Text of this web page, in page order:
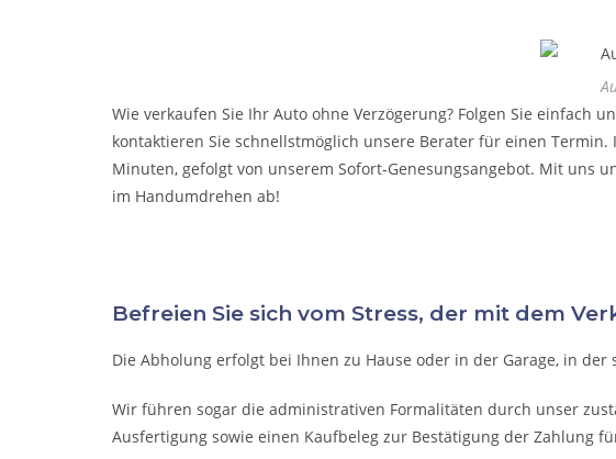
Wie verkaufen Sie Ihr Auto ohne Verzögerung? Folgen Sie einfach
kontaktieren Sie schnellstmöglich unsere Berater für einen Termin.
Minuten, gefolgt von unserem Sofort-Genesungsangebot. Mit uns
im Handumdrehen ab!
Befreien Sie sich vom Stress, der mit dem
Die Abholung erfolgt bei Ihnen zu Hause oder in der Garage, in
Wir führen sogar die administrativen Formalitäten durch unser
Ausfertigung sowie einen Kaufbeleg zur Bestätigung der Zahlung